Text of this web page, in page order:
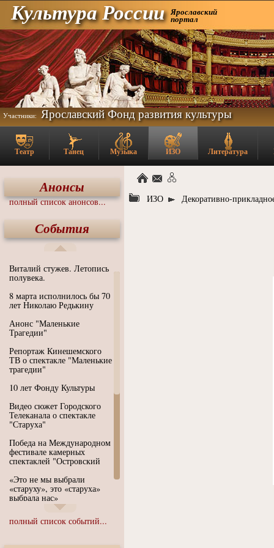
Культура России Ярославский
портал
Участники: Ярославский Фонд развития культуры
Театр Танец Музыка ИЗО Литература
Анонсы
полный список анонсов...
События
Виталий стужев. Летопись
полувека.
8 марта исполнилось бы 70
лет Николаю Редькину
Анонс "Маленькие
Трагедии"
Репортаж Кинешемского
ТВ о спектакле "Маленькие
трагедии"
10 лет Фонду Культуры
Видео сюжет Городского
Телеканала о спектакле
"Старуха"
Победа на Международном
фестивале камерных
спектаклей "Островский
«Это не мы выбрали
«старуху», это «старуха»
выбрала нас»
Иммерсивный спектакль
"Язык чистого полета
полный список событий...
ИЗО Декоративно-